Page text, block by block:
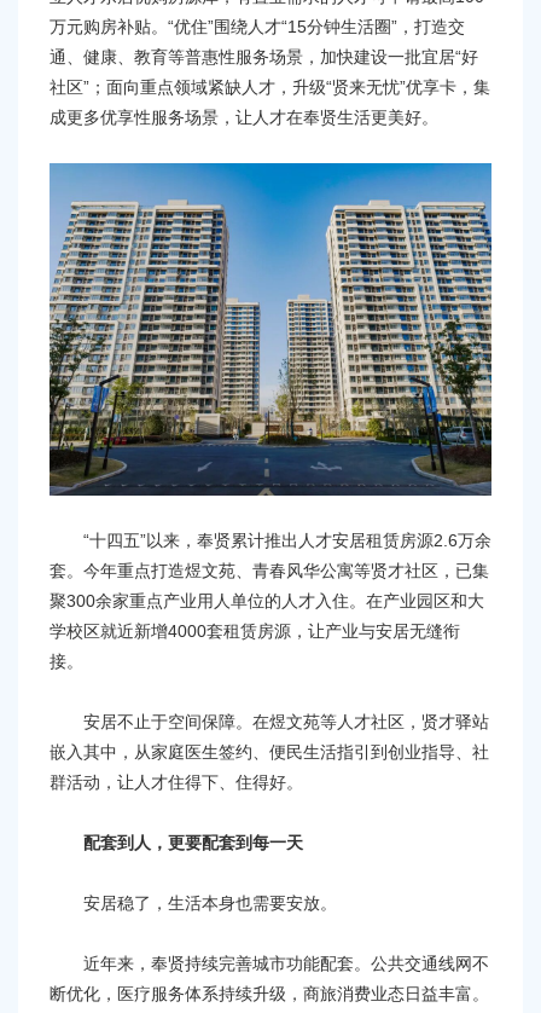
万元购房补贴。“优住”围绕人才“15分钟生活圈”，打造交
通、健康、教育等普惠性服务场景，加快建设一批宜居“好
社区”；面向重点领域紧缺人才，升级“贤来无忧”优享卡，集
成更多优享性服务场景，让人才在奉贤生活更美好。
“十四五”以来，奉贤累计推出人才安居租赁房源2.6万余
套。今年重点打造煜文苑、青春风华公寓等贤才社区，已集
聚300余家重点产业用人单位的人才入住。在产业园区和大
学校区就近新增4000套租赁房源，让产业与安居无缝衔
接。
安居不止于空间保障。在煜文苑等人才社区，贤才驿站
嵌入其中，从家庭医生签约、便民生活指引到创业指导、社
群活动，让人才住得下、住得好。
配套到人，更要配套到每一天
安居稳了，生活本身也需要安放。
近年来，奉贤持续完善城市功能配套。公共交通线网不
断优化，医疗服务体系持续升级，商旅消费业态日益丰富。